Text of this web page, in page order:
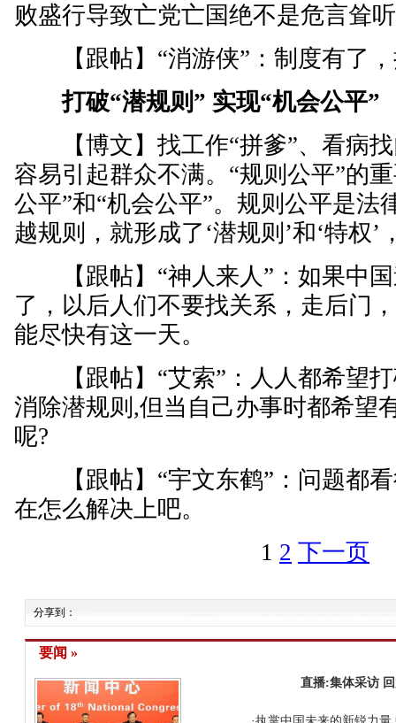
败盛行导致亡党亡国绝不是危言耸
【跟帖】“消游侠”：制度有了，
打破“潜规则” 实现“机会公平”
【博文】找工作“拼爹”、看病找
容易引起群众不满。“规则公平”的
公平”和“机会公平”。规则公平是法
越规则，就形成了‘潜规则’和‘特权
【跟帖】“神人来人”：如果中国
了，以后人们不要找关系，走后门
能尽快有这一天。
【跟帖】“艾索”：人人都希望打
消除潜规则,但当自己办事时都希望
呢?
【跟帖】“宇文东鹤”：问题都看
在怎么解决上吧。
1 2 下一页
分享到：
要闻 »
直播:集体采访